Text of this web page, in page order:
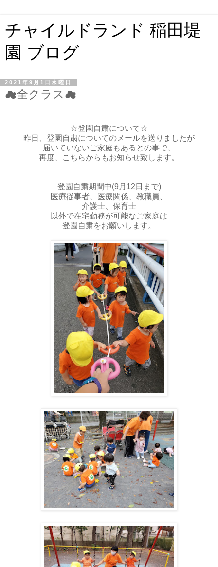
チャイルドランド 稲田堤
園 ブログ
2021年9月1日水曜日
☁全クラス☁
☆登園自粛について☆
昨日、登園自粛についてのメールを送りましたが
届いていないご家庭もあるとの事で、
再度、こちらからもお知らせ致します。
登園自粛期間中(9月12日まで)
医療従事者、医療関係、教職員、
介護士、保育士
以外で在宅勤務が可能なご家庭は
登園自粛をお願いします。